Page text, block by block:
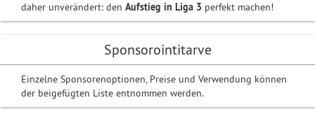
daher unverändert: den Aufstieg in Liga 3 perfekt machen!
Sponsorointitarve
Einzelne Sponsorenoptionen, Preise und Verwendung können
der beigefügten Liste entnommen werden.